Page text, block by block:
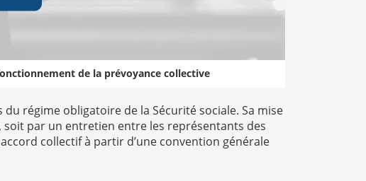
de la prévoyance collective
régime obligatoire de la Sécurité sociale. Sa mise
soit par un entretien entre les représentants des
collectif à partir d’une convention générale